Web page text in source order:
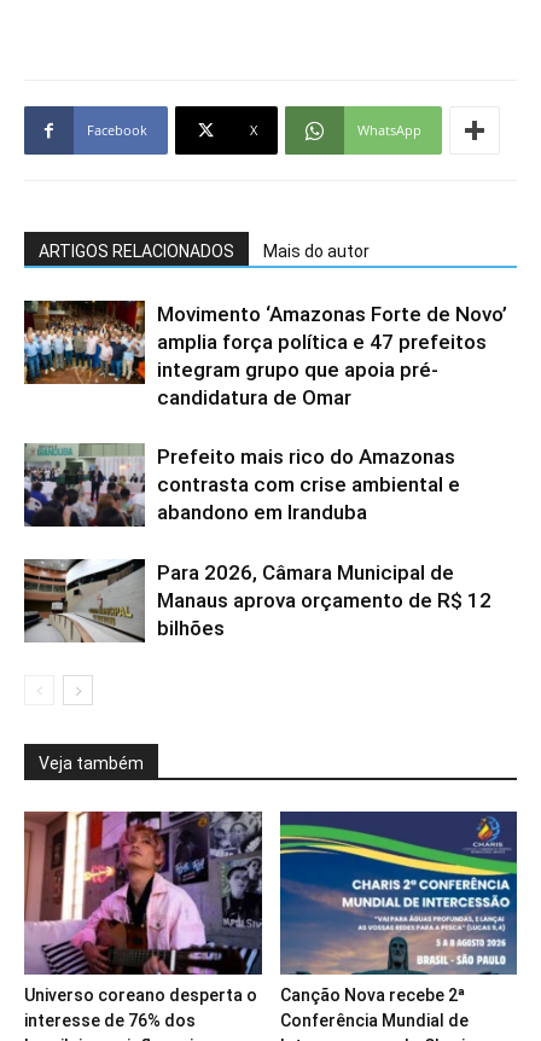
Facebook X WhatsApp
ARTIGOS RELACIONADOS Mais do autor
Movimento ‘Amazonas Forte de Novo’
amplia força política e 47 prefeitos
integram grupo que apoia pré-
candidatura de Omar
Prefeito mais rico do Amazonas
contrasta com crise ambiental e
abandono em Iranduba
Para 2026, Câmara Municipal de
Manaus aprova orçamento de R$ 12
bilhões
Veja também
Universo coreano desperta o
interesse de 76% dos
Canção Nova recebe 2ª
Conferência Mundial de